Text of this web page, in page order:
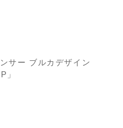
サー ブルカデザイン
」